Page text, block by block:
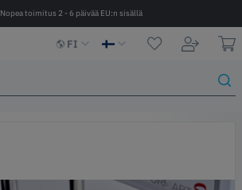
Nopea toimitus 2 - 6 päivää EU:n sisällä
FI